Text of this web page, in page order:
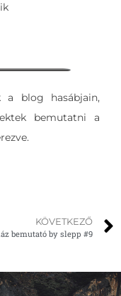
a blog hasábjain,
bemutatni a
KÖVETKEZŐ
bemutató by slepp #9